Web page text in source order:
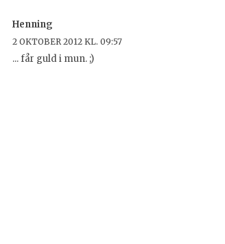
Henning
2 OKTOBER 2012 KL. 09:57
... får guld i mun. ;)